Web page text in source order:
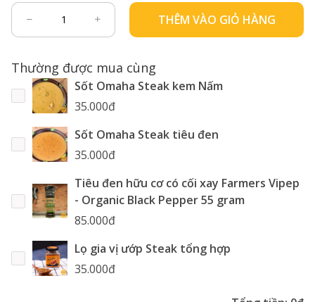
THÊM VÀO GIỎ HÀNG
Thường được mua cùng
Sốt Omaha Steak kem Nấm
35.000đ
Sốt Omaha Steak tiêu đen
35.000đ
Tiêu đen hữu cơ có cối xay Farmers Vipep
- Organic Black Pepper 55 gram
85.000đ
Lọ gia vị ướp Steak tổng hợp
35.000đ